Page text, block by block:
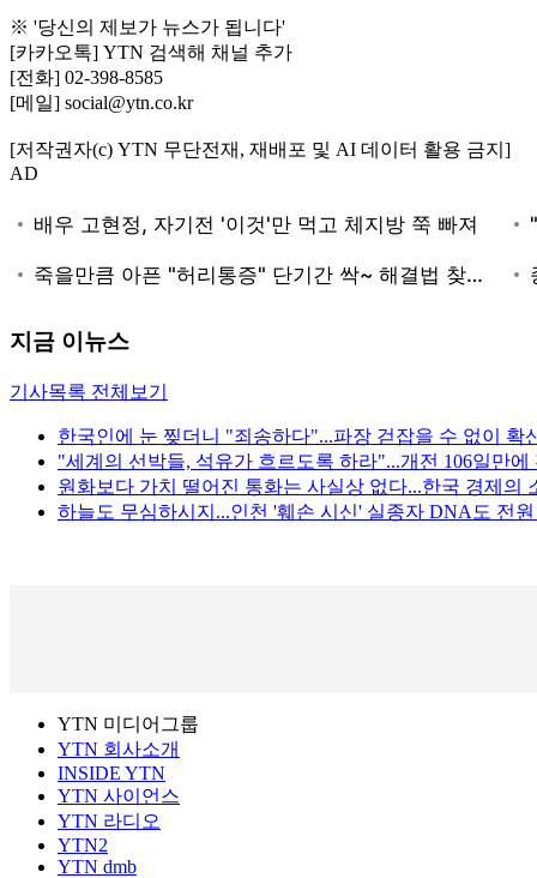
※ '당신의 제보가 뉴스가 됩니다'
[카카오톡] YTN 검색해 채널 추가
[전화] 02-398-8585
[메일] social@ytn.co.kr
[저작권자(c) YTN 무단전재, 재배포 및 AI 데이터 활용 금지]
AD
지금 이뉴스
기사목록 전체보기
한국인에 눈 찢더니 "죄송하다"...파장 걷잡을 수 없이 확
"세계의 선박들, 석유가 흐르도록 하라"...개전 106일만에
원화보다 가치 떨어진 통화는 사실상 없다...한국 경제의
하늘도 무심하시지...인천 '훼손 시신' 실종자 DNA도 전
YTN 미디어그룹
YTN 회사소개
INSIDE YTN
YTN 사이언스
YTN 라디오
YTN2
YTN dmb